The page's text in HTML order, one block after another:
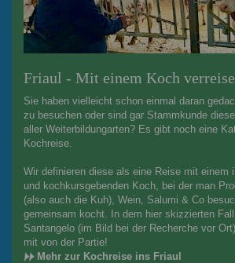
Friaul - Mit einem Koch
Sie haben vielleicht schon einmal daran
zu besuchen oder sind gar Stammkunde
aller Weiterbildungarten? Es gibt noch eine
Kochreise.
Wir definieren diese als eine Reise mit einem
und kochkursgebenden Koch, bei der man
(also auch die Kuh), Wein, Salumi & Co
gemeinsam kocht. In dem hier skizzierten
Santangelo (im Bild bei der Recherche vor
mit von der Partie!
Mehr zur Kochreise ins Friaul